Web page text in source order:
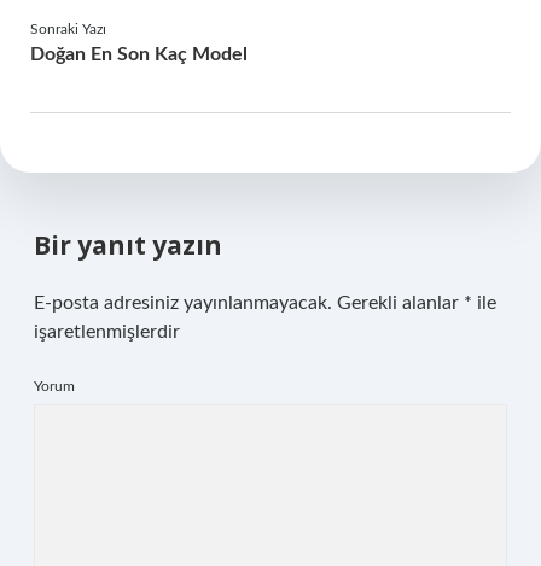
Sonraki Yazı
Doğan En Son Kaç Model
Bir yanıt yazın
E-posta adresiniz yayınlanmayacak. Gerekli alanlar * ile
işaretlenmişlerdir
Yorum